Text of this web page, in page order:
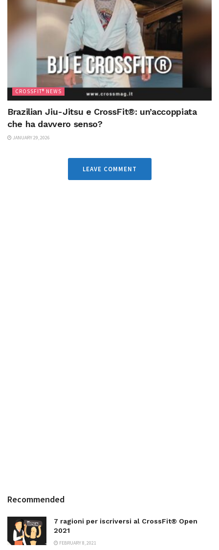
CROSSFIT® NEWS
Brazilian Jiu-Jitsu e CrossFit®: un’accoppiata
che ha davvero senso?
JANUARY 29, 2026
LEAVE COMMENT
Recommended
7 ragioni per iscriversi al CrossFit® Open
2021
FEBRUARY 8, 2021